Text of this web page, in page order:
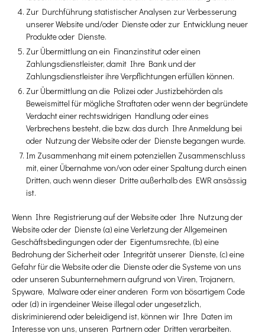
Zur Durchführung statistischer Analysen zur Verbesserung
unserer Website und/oder Dienste oder zur Entwicklung neuer
Produkte oder Dienste.
Zur Übermittlung an ein Finanzinstitut oder einen
Zahlungsdienstleister, damit Ihre Bank und der
Zahlungsdienstleister ihre Verpflichtungen erfüllen können.
Zur Übermittlung an die Polizei oder Justizbehörden als
Beweismittel für mögliche Straftaten oder wenn der begründete
Verdacht einer rechtswidrigen Handlung oder eines
Verbrechens besteht, die bzw. das durch Ihre Anmeldung bei
oder Nutzung der Website oder der Dienste begangen wurde.
Im Zusammenhang mit einem potenziellen Zusammenschluss
mit, einer Übernahme von/von oder einer Spaltung durch einen
Dritten, auch wenn dieser Dritte außerhalb des EWR ansässig
ist.
Wenn Ihre Registrierung auf der Website oder Ihre Nutzung der
Website oder der Dienste (a) eine Verletzung der Allgemeinen
Geschäftsbedingungen oder der Eigentumsrechte, (b) eine
Bedrohung der Sicherheit oder Integrität unserer Dienste, (c) eine
Gefahr für die Website oder die Dienste oder die Systeme von uns
oder unseren Subunternehmern aufgrund von Viren, Trojanern,
Spyware, Malware oder einer anderen Form von bösartigem Code
oder (d) in irgendeiner Weise illegal oder ungesetzlich,
diskriminierend oder beleidigend ist, können wir Ihre Daten im
Interesse von uns, unseren Partnern oder Dritten verarbeiten.